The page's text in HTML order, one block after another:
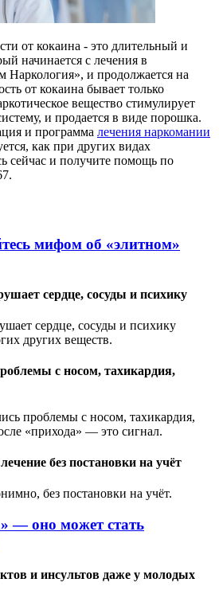
от кокаина - это длительный и
начинается с лечения в
Наркология», и продолжается на
от кокаина бывает только
вещество стимулирует
и продается в виде порошка.
и программа лечения наркомании
как при других видах
сейчас и получите помощь по
мифом об «элитном»
сердце, сосуды и психику
сердце, сосуды и психику
других веществ.
с носом, тахикардия,
проблемы с носом, тахикардия,
«прихода» — это сигнал.
без постановки на учёт
без постановки на учёт.
— оно может стать
и инсультов даже у молодых